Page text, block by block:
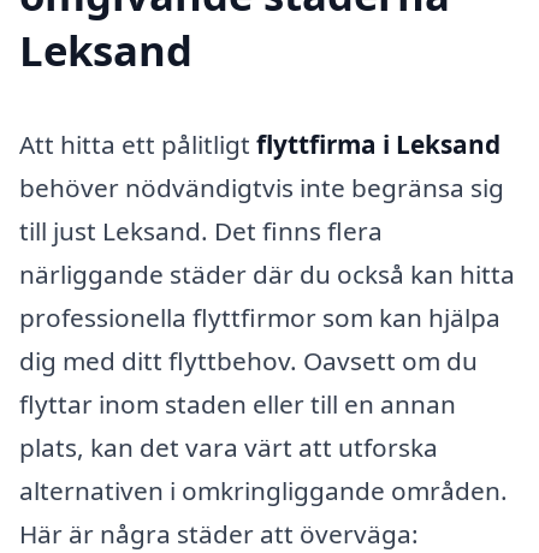
Leksand
Att hitta ett pålitligt flyttfirma i Leksand
behöver nödvändigtvis inte begränsa sig
till just Leksand. Det finns flera
närliggande städer där du också kan hitta
professionella flyttfirmor som kan hjälpa
dig med ditt flyttbehov. Oavsett om du
flyttar inom staden eller till en annan
plats, kan det vara värt att utforska
alternativen i omkringliggande områden.
Här är några städer att överväga: